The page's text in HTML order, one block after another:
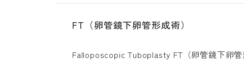
FT（卵管鏡下卵管形成術）
Falloposcopic Tuboplasty FT（卵管鏡下卵管形成術） FT（卵管鏡下卵管形成術）は、閉塞した卵管を再開通させる日帰り手術で、タイミン